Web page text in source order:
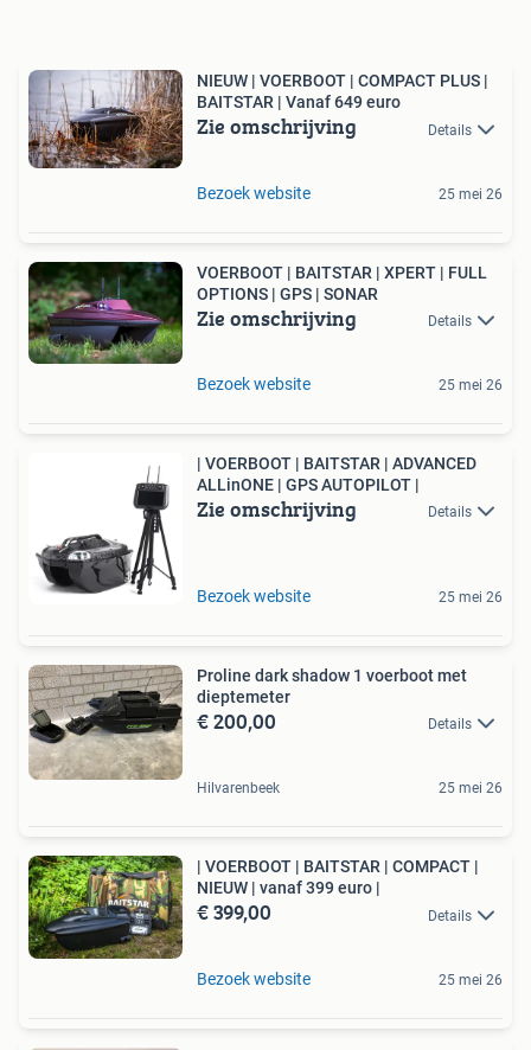
NIEUW | VOERBOOT | COMPACT PLUS |
BAITSTAR | Vanaf 649 euro
Zie omschrijving Details
Bezoek website 25 mei 26
VOERBOOT | BAITSTAR | XPERT | FULL
OPTIONS | GPS | SONAR
Zie omschrijving Details
Bezoek website 25 mei 26
| VOERBOOT | BAITSTAR | ADVANCED
ALLinONE | GPS AUTOPILOT |
Zie omschrijving Details
Bezoek website 25 mei 26
Proline dark shadow 1 voerboot met
dieptemeter
€ 200,00 Details
Hilvarenbeek 25 mei 26
| VOERBOOT | BAITSTAR | COMPACT |
NIEUW | vanaf 399 euro |
€ 399,00 Details
Bezoek website 25 mei 26